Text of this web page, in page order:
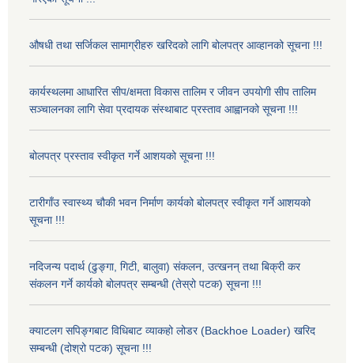
औषधी तथा सर्जिकल सामाग्रीहरु खरिदको लागि बोलपत्र आव्हानको सूचना !!!
कार्यस्थलमा आधारित सीप/क्षमता विकास तालिम र जीवन उपयोगी सीप तालिम
सञ्चालनका लागि सेवा प्रदायक संस्थाबाट प्रस्ताव आह्वानको सूचना !!!
बोलपत्र प्रस्ताव स्वीकृत गर्ने आशयको सूचना !!!
टारीगाँउ स्वास्थ्य चौकी भवन निर्माण कार्यको बोलपत्र स्वीकृत गर्ने आशयको
सूचना !!!
नदिजन्य पदार्थ (ढुङ्गा, गिटी, बालुवा) संकलन, उत्खनन् तथा बिक्री कर
संकलन गर्ने कार्यको बोलपत्र सम्बन्धी (तेस्रो पटक) सूचना !!!
क्याटलग सपिङ्गबाट विधिबाट व्याकहो लोडर (Backhoe Loader) खरिद
सम्बन्धी (दोश्रो पटक) सूचना !!!